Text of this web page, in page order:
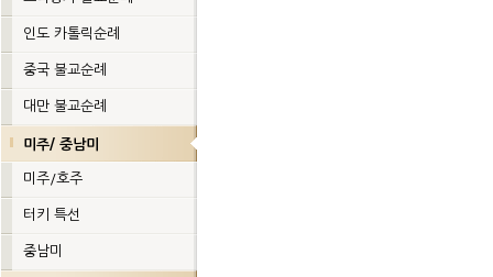
인도 카톨릭순례
중국 불교순례
대만 불교순례
미주/ 중남미
미주/호주
터키 특선
중남미